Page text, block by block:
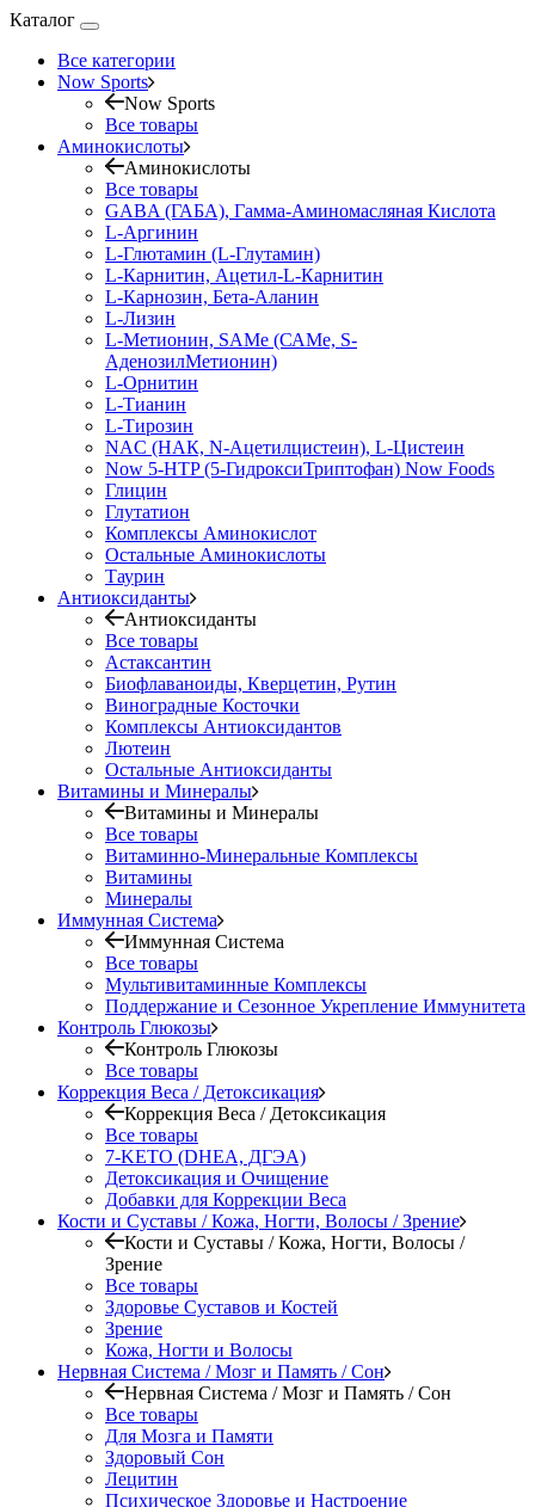
Каталог
Все категории
Now Sports
Now Sports
Все товары
Аминокислоты
Аминокислоты
Все товары
GABA (ГАБА), Гамма-Аминомасляная Кислота
L-Аргинин
L-Глютамин (L-Глутамин)
L-Карнитин, Ацетил-L-Карнитин
L-Карнозин, Бета-Аланин
L-Лизин
L-Метионин, SAMe (САМе, S-
АденозилМетионин)
L-Орнитин
L-Тианин
L-Тирозин
NAC (НАК, N-Ацетилцистеин), L-Цистеин
Now 5-HTP (5-ГидроксиТриптофан) Now Foods
Глицин
Глутатион
Комплексы Аминокислот
Остальные Аминокислоты
Таурин
Антиоксиданты
Антиоксиданты
Все товары
Астаксантин
Биофлаваноиды, Кверцетин, Рутин
Виноградные Косточки
Комплексы Антиоксидантов
Лютеин
Остальные Антиоксиданты
Витамины и Минералы
Витамины и Минералы
Все товары
Витаминно-Минеральные Комплексы
Витамины
Минералы
Иммунная Система
Иммунная Система
Все товары
Мультивитаминные Комплексы
Поддержание и Сезонное Укрепление Иммунитета
Контроль Глюкозы
Контроль Глюкозы
Все товары
Коррекция Веса / Детоксикация
Коррекция Веса / Детоксикация
Все товары
7-KETO (DHEA, ДГЭА)
Детоксикация и Очищение
Добавки для Коррекции Веса
Кости и Суставы / Кожа, Ногти, Волосы / Зрение
Кости и Суставы / Кожа, Ногти, Волосы /
Зрение
Все товары
Здоровье Суставов и Костей
Зрение
Кожа, Ногти и Волосы
Нервная Система / Мозг и Память / Сон
Нервная Система / Мозг и Память / Сон
Все товары
Для Мозга и Памяти
Здоровый Сон
Лецитин
Психическое Здоровье и Настроение